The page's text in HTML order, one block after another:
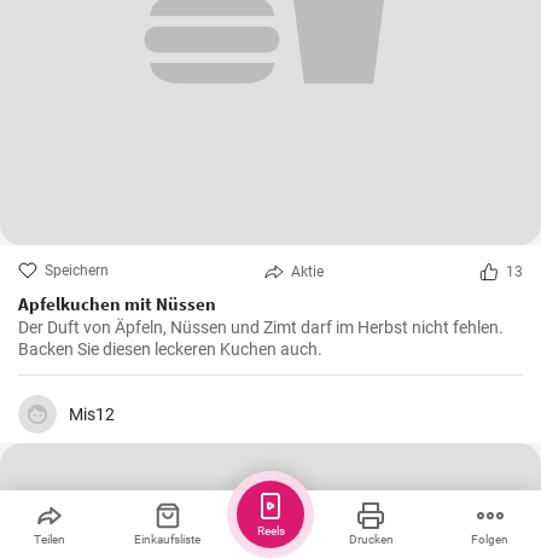
Speichern Aktie 13
Apfelkuchen mit Nüssen
Der Duft von Äpfeln, Nüssen und Zimt darf im Herbst nicht fehlen.
Backen Sie diesen leckeren Kuchen auch.
Mis12
Teilen Einkaufsliste Drucken Folgen
Reels